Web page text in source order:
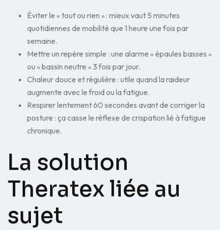
Éviter le « tout ou rien » : mieux vaut 5 minutes
quotidiennes de mobilité que 1 heure une fois par
semaine.
Mettre un repère simple : une alarme « épaules basses »
ou « bassin neutre » 3 fois par jour.
Chaleur douce et régulière : utile quand la raideur
augmente avec le froid ou la fatigue.
Respirer lentement 60 secondes avant de corriger la
posture : ça casse le réflexe de crispation lié à fatigue
chronique.
La solution
Theratex liée au
sujet